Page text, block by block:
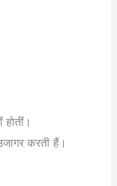
करती हैं।